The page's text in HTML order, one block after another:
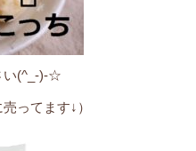
い(^_-)-☆
ってます↓）